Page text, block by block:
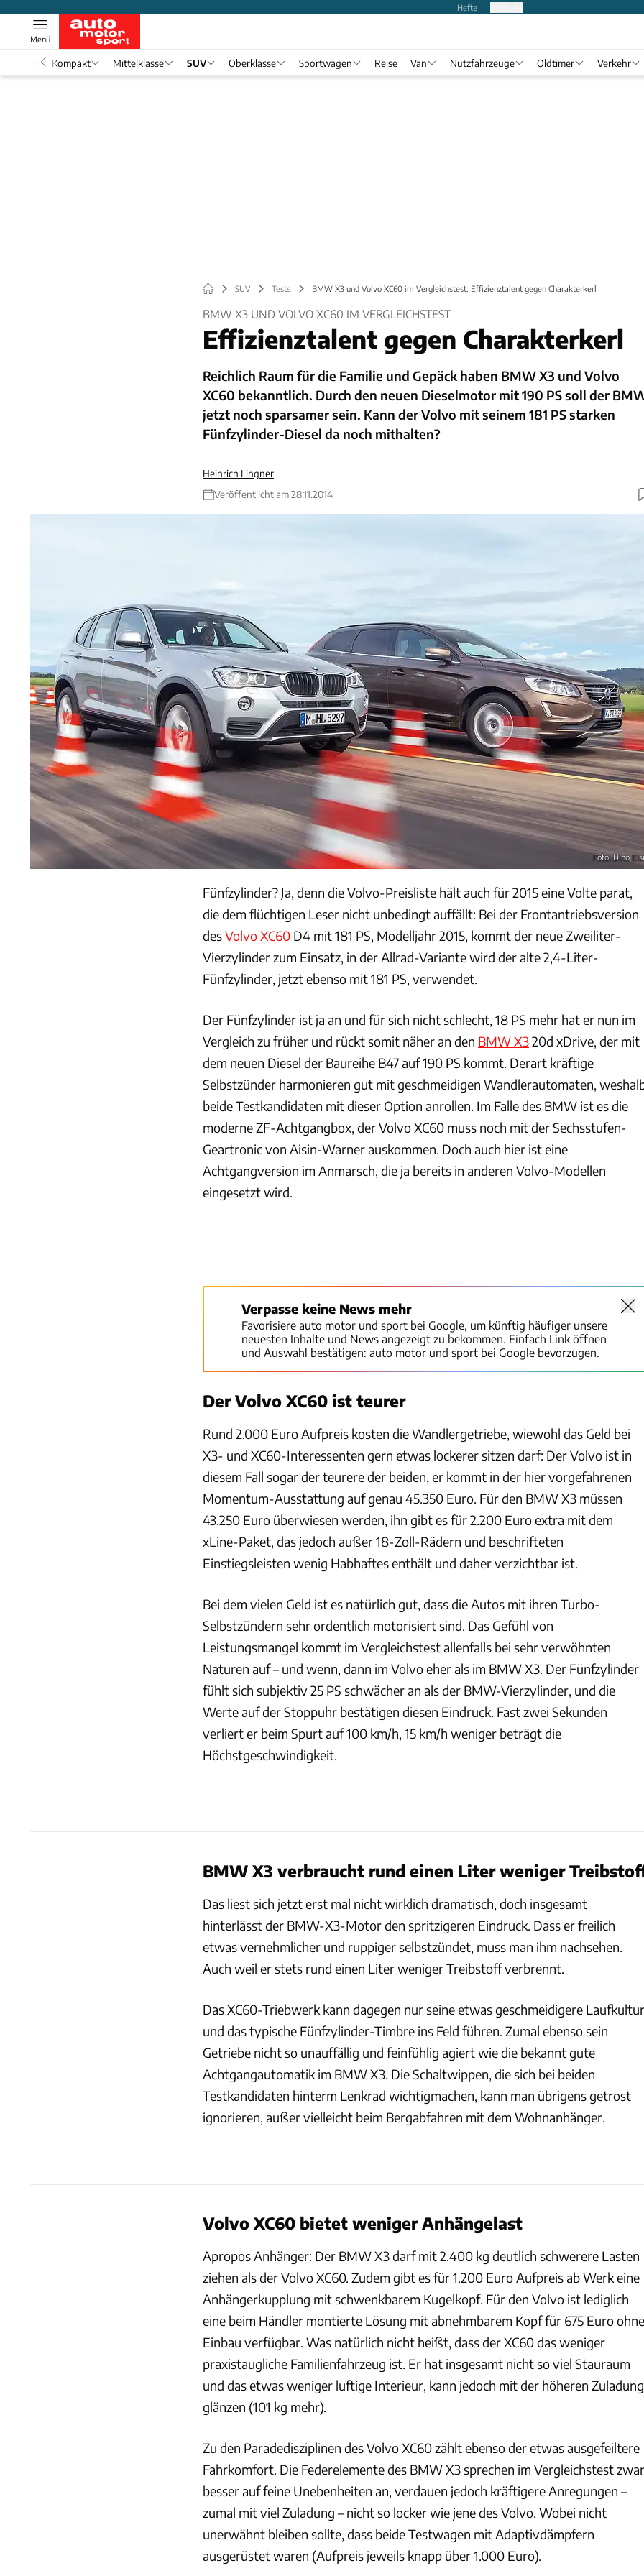
Hefte
Menü
Kompakt Mittelklasse SUV Oberklasse Sportwagen Reise Van Nutzfahrzeuge Oldtimer Verkehr
SUV Tests BMW X3 und Volvo XC60 im Vergleichstest: Effizienztalent gegen Charakterkerl
BMW X3 UND VOLVO XC60 IM VERGLEICHSTEST
Effizienztalent gegen Charakterkerl
Reichlich Raum für die Familie und Gepäck haben BMW X3 und Volvo
XC60 bekanntlich. Durch den neuen Dieselmotor mit 190 PS soll der
jetzt noch sparsamer sein. Kann der Volvo mit seinem 181 PS starken
Fünfzylinder-Diesel da noch mithalten?
Heinrich Lingner
Veröffentlicht am 28.11.2014
Foto: Dino
Fünfzylinder? Ja, denn die Volvo-Preisliste hält auch für 2015 eine Volte parat,
die dem flüchtigen Leser nicht unbedingt auffällt: Bei der Frontantriebsversion
desVolvo XC60 D4 mit 181 PS, Modelljahr 2015, kommt der neue Zweiliter-
Vierzylinder zum Einsatz, in der Allrad-Variante wird der alte 2,4-Liter-
Fünfzylinder, jetzt ebenso mit 181 PS, verwendet.
Der Fünfzylinder ist ja an und für sich nicht schlecht, 18 PS mehr hat er nun im
Vergleich zu früher und rückt somit näher an den BMW X320d xDrive, der mit
dem neuen Diesel der Baureihe B47 auf 190 PS kommt. Derart kräftige
Selbstzünder harmonieren gut mit geschmeidigen Wandlerautomaten,
beide Testkandidaten mit dieser Option anrollen. Im Falle des BMW ist es die
moderne ZF-Achtgangbox, der Volvo XC60 muss noch mit der Sechsstufen-
Geartronic von Aisin-Warner auskommen. Doch auch hier ist eine
Achtgangversion im Anmarsch, die ja bereits in anderen Volvo-Modellen
eingesetzt wird.
Verpasse keine News mehr
Favorisiere auto motor und sport bei Google, um künftig häufiger unsere
neuesten Inhalte und News angezeigt zu bekommen. Einfach Link öffnen
und Auswahl bestätigen: auto motor und sport bei Google bevorzugen.
Der Volvo XC60 ist teurer
Rund 2.000 Euro Aufpreis kosten die Wandlergetriebe, wiewohl das Geld bei
X3- und XC60-Interessenten gern etwas lockerer sitzen darf: Der Volvo ist in
diesem Fall sogar der teurere der beiden, er kommt in der hier vorgefahrenen
Momentum-Ausstattung auf genau 45.350 Euro. Für den BMW X3 müssen
43.250 Euro überwiesen werden, ihn gibt es für 2.200 Euro extra mit dem
xLine-Paket, das jedoch außer 18-Zoll-Rädern und beschrifteten
Einstiegsleisten wenig Habhaftes enthält und daher verzichtbar ist.
Bei dem vielen Geld ist es natürlich gut, dass die Autos mit ihren Turbo-
Selbstzündern sehr ordentlich motorisiert sind. Das Gefühl von
Leistungsmangel kommt im Vergleichstest allenfalls bei sehr verwöhnten
Naturen auf – und wenn, dann im Volvo eher als im BMW X3. Der Fünfzylinder
fühlt sich subjektiv 25 PS schwächer an als der BMW-Vierzylinder, und die
Werte auf der Stoppuhr bestätigen diesen Eindruck. Fast zwei Sekunden
verliert er beim Spurt auf 100 km/h, 15 km/h weniger beträgt die
Höchstgeschwindigkeit.
BMW X3 verbraucht rund einen Liter weniger
Das liest sich jetzt erst mal nicht wirklich dramatisch, doch insgesamt
hinterlässt der BMW-X3-Motor den spritzigeren Eindruck. Dass er freilich
etwas vernehmlicher und ruppiger selbstzündet, muss man ihm nachsehen.
Auch weil er stets rund einen Liter weniger Treibstoff verbrennt.
Das XC60-Triebwerk kann dagegen nur seine etwas geschmeidigere Laufkultur
und das typische Fünfzylinder-Timbre ins Feld führen. Zumal ebenso sein
Getriebe nicht so unauffällig und feinfühlig agiert wie die bekannt gute
Achtgangautomatik im BMW X3. Die Schaltwippen, die sich bei beiden
Testkandidaten hinterm Lenkrad wichtigmachen, kann man übrigens getrost
ignorieren, außer vielleicht beim Bergabfahren mit dem Wohnanhänger.
Volvo XC60 bietet weniger Anhängelast
Apropos Anhänger: Der BMW X3 darf mit 2.400 kg deutlich schwerere Lasten
ziehen als der Volvo XC60. Zudem gibt es für 1.200 Euro Aufpreis ab Werk eine
Anhängerkupplung mit schwenkbarem Kugelkopf. Für den Volvo ist lediglich
eine beim Händler montierte Lösung mit abnehmbarem Kopf für 675 Euro ohne
Einbau verfügbar. Was natürlich nicht heißt, dass der XC60 das weniger
praxistaugliche Familienfahrzeug ist. Er hat insgesamt nicht so viel Stauraum
und das etwas weniger luftige Interieur, kann jedoch mit der höheren Zuladung
glänzen (101 kg mehr).
Zu den Paradedisziplinen des Volvo XC60 zählt ebenso der etwas ausgefeiltere
Fahrkomfort. Die Federelemente des BMW X3 sprechen im Vergleichstest zwar
besser auf feine Unebenheiten an, verdauen jedoch kräftigere Anregungen –
zumal mit viel Zuladung – nicht so locker wie jene des Volvo. Wobei nicht
unerwähnt bleiben sollte, dass beide Testwagen mit Adaptivdämpfern
ausgerüstet waren (Aufpreis jeweils knapp über 1.000 Euro).